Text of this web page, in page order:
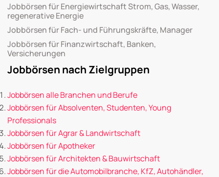
Jobbörsen für Energiewirtschaft Strom, Gas, Wasser,
regenerative Energie
Jobbörsen für Fach- und Führungskräfte, Manager
Jobbörsen für Finanzwirtschaft, Banken,
Versicherungen
Jobbörsen nach Zielgruppen
Jobbörsen alle Branchen und Berufe
Jobbörsen für Absolventen, Studenten, Young
Professionals
Jobbörsen für Agrar & Landwirtschaft
Jobbörsen für Apotheker
Jobbörsen für Architekten & Bauwirtschaft
Jobbörsen für die Automobilbranche, KfZ, Autohändler,